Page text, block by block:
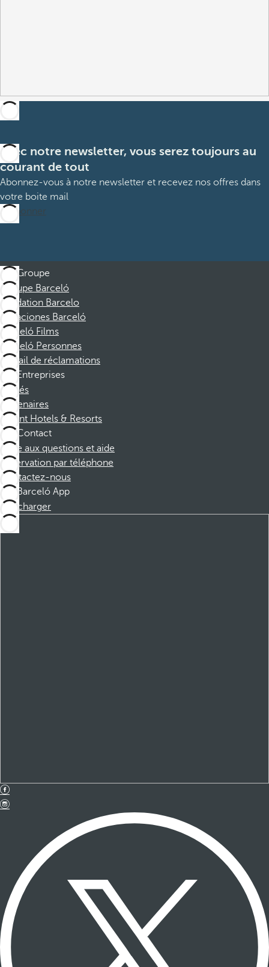
Avec notre newsletter, vous serez toujours au
courant de tout
Abonnez-vous à notre newsletter et recevez nos offres dans
votre boite mail
M’abonner
Groupe
Groupe Barceló
Fondation Barcelo
Vacaciones Barceló
Barceló Films
Barceló Personnes
Portail de réclamations
Entreprises
Affiliés
Partenaires
Dorint Hotels & Resorts
Contact
Foire aux questions et aide
Réservation par téléphone
Contactez-nous
Barceló App
Télécharger